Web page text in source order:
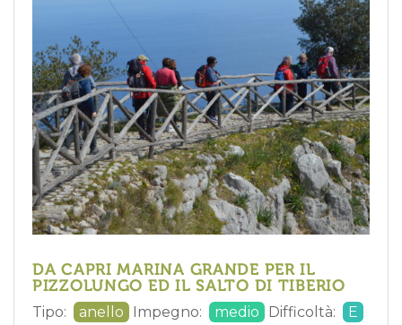
DA CAPRI MARINA GRANDE PER IL
PIZZOLUNGO ED IL SALTO DI TIBERIO
Tipo: anello Impegno: medio Difficoltà:
E